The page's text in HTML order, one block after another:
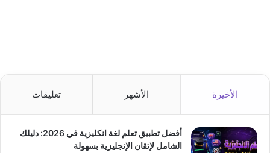
الأخيرة الأشهر تعليقات
أفضل تطبيق تعلم لغة انكليزية في 2026: دليلك
الشامل لإتقان الإنجليزية بسهولة